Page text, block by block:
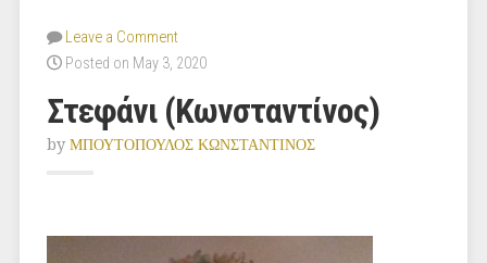
Leave a Comment
Posted on May 3, 2020
Στεφάνι (Κωνσταντίνος)
by ΜΠΟΥΤΟΠΟΥΛΟΣ ΚΩΝΣΤΑΝΤΙΝΟΣ